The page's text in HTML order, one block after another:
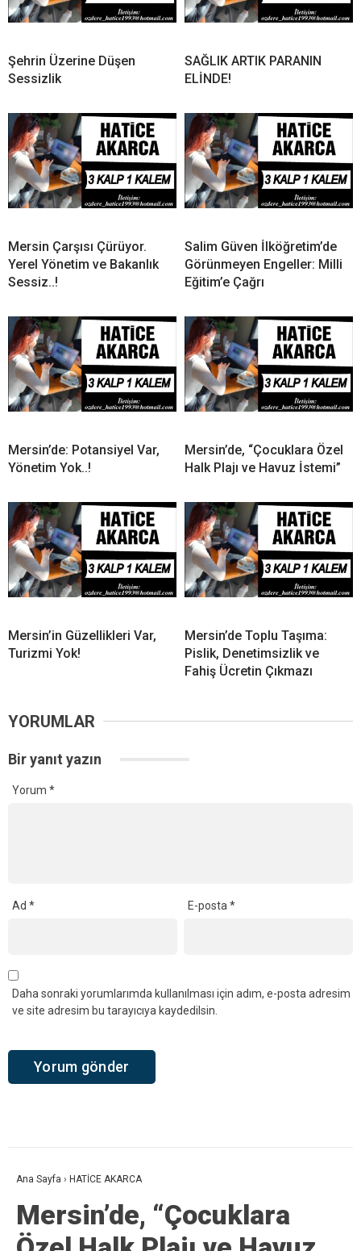
Şehrin Üzerine Düşen
Sessizlik
SAĞLIK ARTIK PARANIN
ELİNDE!
Mersin Çarşısı Çürüyor.
Yerel Yönetim ve Bakanlık
Sessiz..!
Salim Güven İlköğretim’de
Görünmeyen Engeller: Milli
Eğitim’e Çağrı
Mersin’de: Potansiyel Var,
Yönetim Yok..!
Mersin’de, “Çocuklara Özel
Halk Plajı ve Havuz İstemi”
Mersin’in Güzellikleri Var,
Turizmi Yok!
Mersin’de Toplu Taşıma:
Pislik, Denetimsizlik ve
Fahiş Ücretin Çıkmazı
YORUMLAR
Bir yanıt yazın
Yorum *
Ad * E-posta*
Daha sonraki yorumlarımda kullanılması için adım, e-posta adresim
ve site adresim bu tarayıcıya kaydedilsin.
Ana Sayfa › HATİCE AKARCA
Mersin’de, “Çocuklara